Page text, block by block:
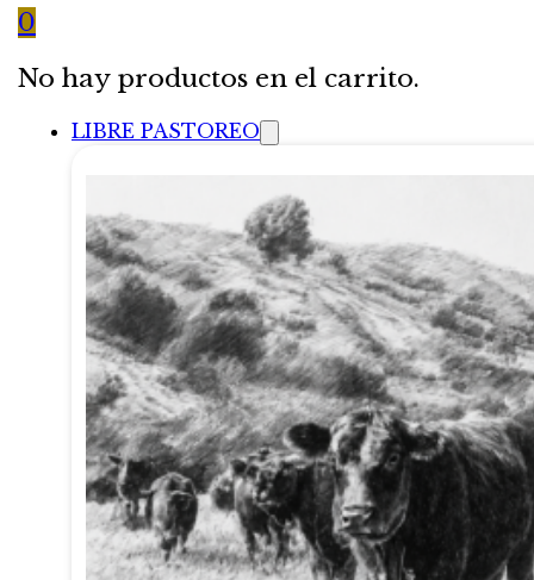
0
No hay productos en el carrito.
LIBRE PASTOREO